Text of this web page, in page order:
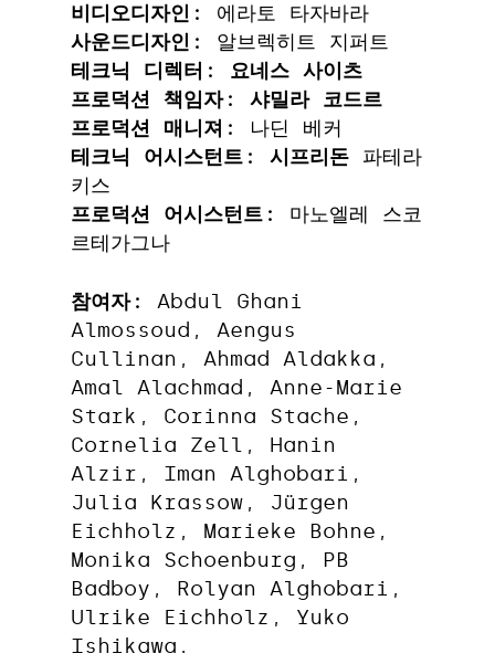
비디오디자인:
에라토 타자바라
사운드디자인:
알브렉히트 지퍼트
테크닉 디렉터: 요네스 사이츠
프로덕션 책임자: 샤밀라 코드르
프로덕션 매니져:
나딘 베커
테크닉 어시스턴트: 시프리돈 파테라
키스
프로덕션 어시스턴트:
마노엘레 스코
르테가그나
참여자: Abdul Ghani
Almossoud, Aengus
Cullinan, Ahmad Aldakka,
Amal Alachmad, Anne-Marie
Stark, Corinna Stache,
Cornelia Zell, Hanin
Alzir, Iman Alghobari,
Julia Krassow, Jürgen
Eichholz, Marieke Bohne,
Monika Schoenburg, PB
Badboy, Rolyan Alghobari,
Ulrike Eichholz, Yuko
Ishikawa.